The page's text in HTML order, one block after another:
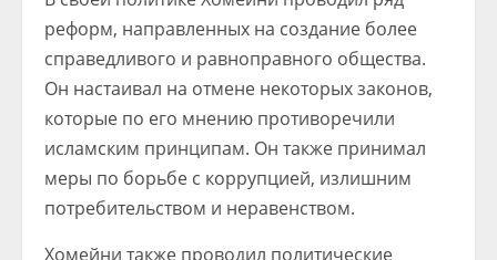
реформ, направленных на создание более
справедливого и равноправного общества.
Он настаивал на отмене некоторых законов,
которые по его мнению противоречили
исламским принципам. Он также принимал
меры по борьбе с коррупцией, излишним
потребительством и неравенством.
Хомейни также проводил политические